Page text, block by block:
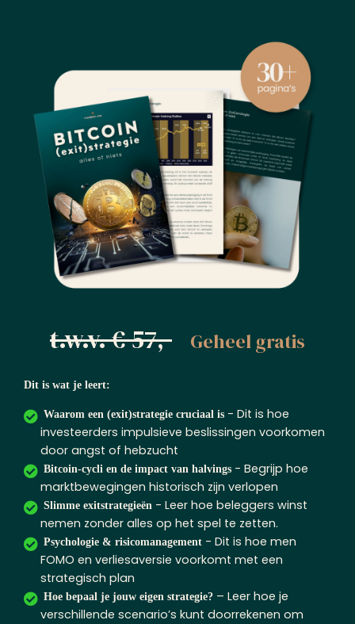
t.w.v. € 57,- Geheel gratis
Dit is wat je leert:
Waarom een (exit)strategie cruciaal is- Dit is hoe
investeerders impulsieve beslissingen voorkomen
door angst of hebzucht
Bitcoin-cycli en de impact van halvings- Begrijp hoe
marktbewegingen historisch zijn verlopen
Slimme exitstrategieën- Leer hoe beleggers winst
nemen zonder alles op het spel te zetten.
Psychologie & risicomanagement- Dit is hoe men
FOMO en verliesaversie voorkomt met een
strategisch plan
Hoe bepaal je jouw eigen strategie? – Leer hoe je
verschillende scenario’s kunt doorrekenen om